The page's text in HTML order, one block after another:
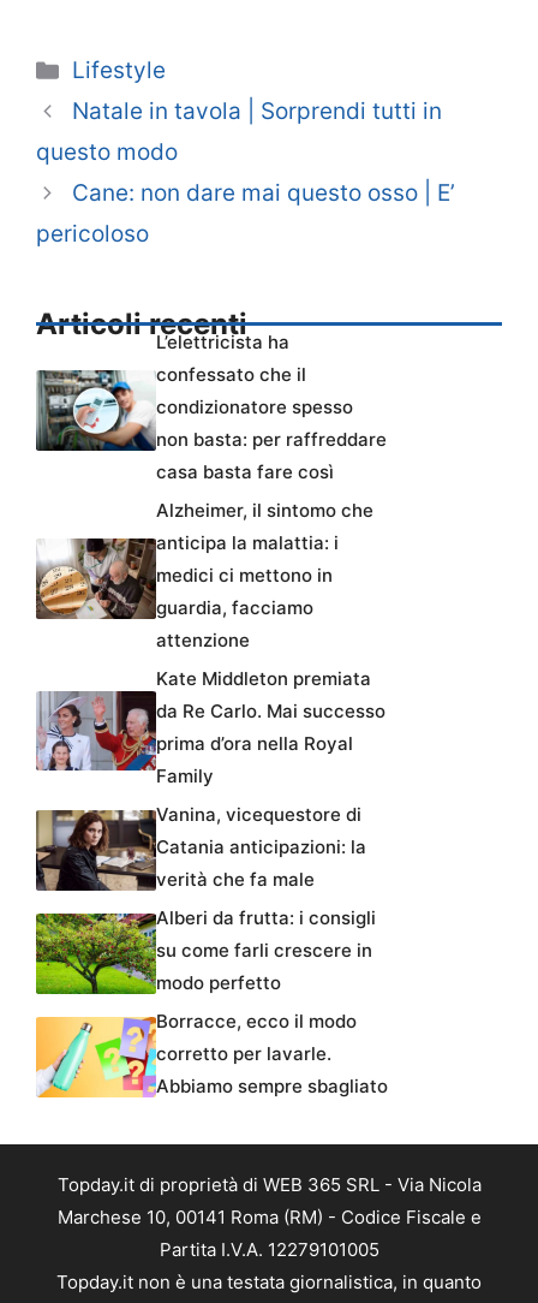
Categorie
Lifestyle
Natale in tavola | Sorprendi tutti in
questo modo
Cane: non dare mai questo osso | E’
pericoloso
Articoli recenti
L’elettricista ha
confessato che il
condizionatore spesso
non basta: per raffreddare
casa basta fare così
Alzheimer, il sintomo che
anticipa la malattia: i
medici ci mettono in
guardia, facciamo
attenzione
Kate Middleton premiata
da Re Carlo. Mai successo
prima d’ora nella Royal
Family
Vanina, vicequestore di
Catania anticipazioni: la
verità che fa male
Alberi da frutta: i consigli
su come farli crescere in
modo perfetto
Borracce, ecco il modo
corretto per lavarle.
Abbiamo sempre sbagliato
Topday.it di proprietà di WEB 365 SRL - Via Nicola
Marchese 10, 00141 Roma (RM) - Codice Fiscale e
Partita I.V.A. 12279101005
Topday.it non è una testata giornalistica, in quanto